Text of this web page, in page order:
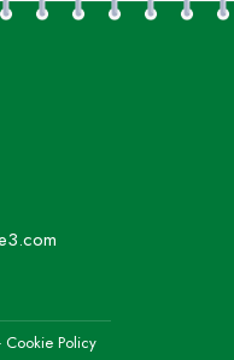
Cookie Policy